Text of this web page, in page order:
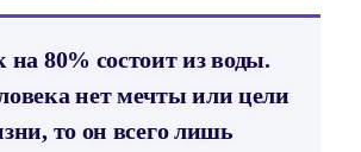
на 80% состоит из воды.
нет мечты или цели
то он всего лишь